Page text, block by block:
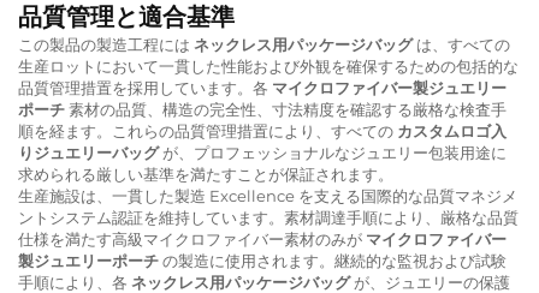
品質管理と適合基準
この製品の製造工程には ネックレス用パッケージバッグは、すべての
生産ロットにおいて一貫した性能および外観を確保するための包括的な
品質管理措置を採用しています。各 マイクロファイバー製ジュエリー
ポーチ素材の品質、構造の完全性、寸法精度を確認する厳格な検査手
順を経ます。これらの品質管理措置により、すべての カスタムロゴ入
りジュエリーバッグが、プロフェッショナルなジュエリー包装用途に
求められる厳しい基準を満たすことが保証されます。
生産施設は、一貫した製造 Excellence を支える国際的な品質マネジメ
ントシステム認証を維持しています。素材調達手順により、厳格な品質
仕様を満たす高級マイクロファイバー素材のみが マイクロファイバー
製ジュエリーポーチの製造に使用されます。継続的な監視および試験
手順により、各 ネックレス用パッケージバッグが、ジュエリーの保護